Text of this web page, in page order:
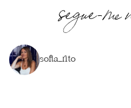
segue-me
sofia_rito